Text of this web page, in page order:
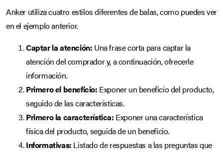
Anker utiliza cuatro estilos diferentes de balas, como puedes ver
en el ejemplo anterior.
Captar la atención: Una frase corta para captar la
atención del comprador y, a continuación, ofrecerle
información.
Primero el beneficio: Exponer un beneficio del producto,
seguido de las características.
Primero la característica: Exponer una característica
física del producto, seguida de un beneficio.
Informativas: Listado de respuestas a las preguntas que